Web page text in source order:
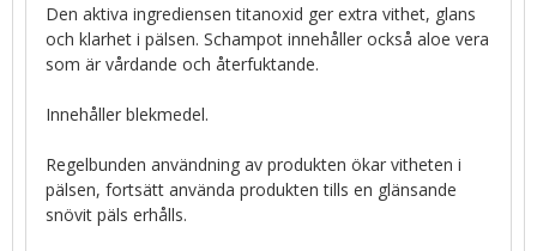
Den aktiva ingrediensen titanoxid ger extra vithet, glans
och klarhet i pälsen. Schampot innehåller också aloe vera
som är vårdande och återfuktande.
Innehåller blekmedel.
Regelbunden användning av produkten ökar vitheten i
pälsen, fortsätt använda produkten tills en glänsande
snövit päls erhålls.